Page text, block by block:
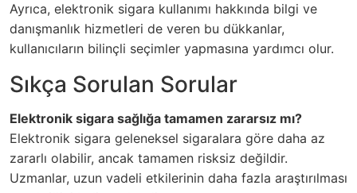
Ayrıca, elektronik sigara kullanımı hakkında bilgi ve
danışmanlık hizmetleri de veren bu dükkanlar,
kullanıcıların bilinçli seçimler yapmasına yardımcı olur.
Sıkça Sorulan Sorular
Elektronik sigara sağlığa tamamen zararsız mı?
Elektronik sigara geleneksel sigaralara göre daha az
zararlı olabilir, ancak tamamen risksiz değildir.
Uzmanlar, uzun vadeli etkilerinin daha fazla araştırılması